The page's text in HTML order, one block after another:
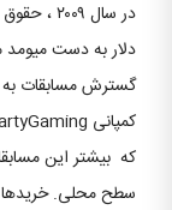
دلار به دست
گسترش مسابقات به
که بیشتر این
سطح محلی. خریدها